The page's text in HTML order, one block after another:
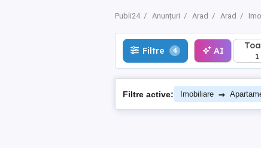
Publi24 Anunțuri Arad Arad
Filtre 4 AI
1
Filtre active: Imobiliare →